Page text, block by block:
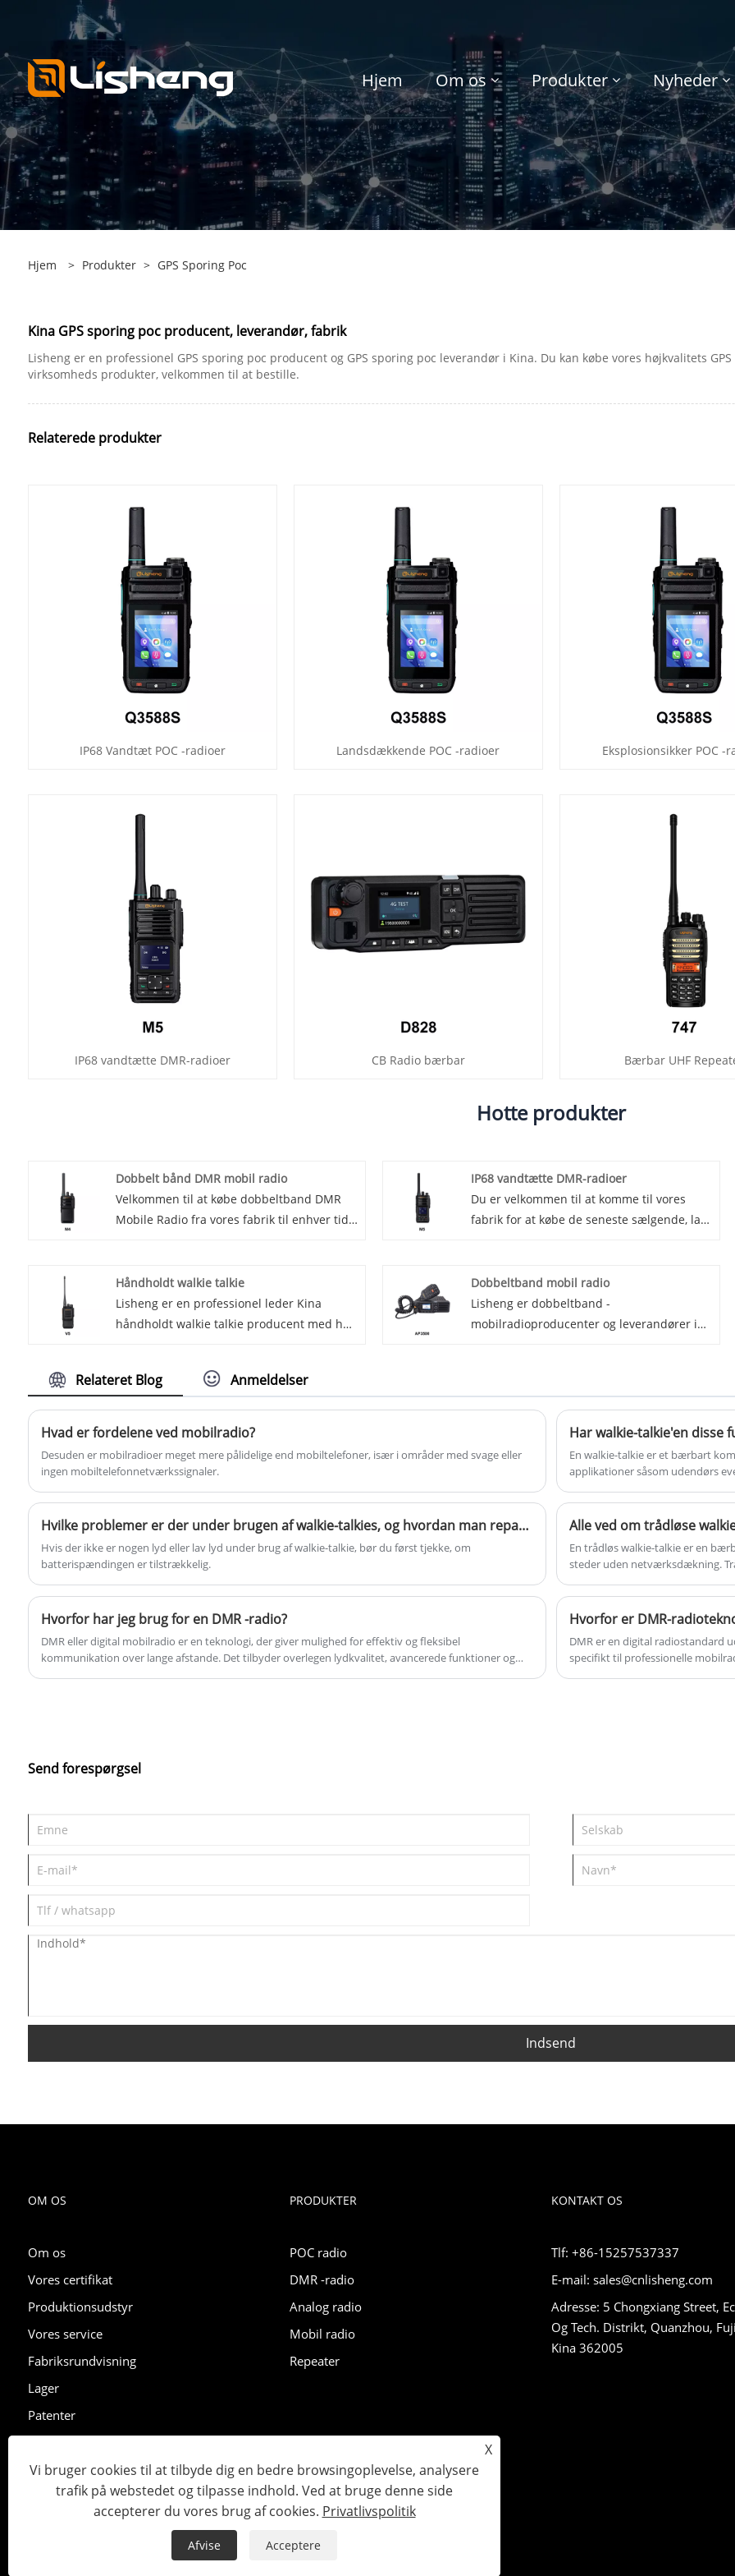
Hjem Om os Produkter Nyheder
Hjem > Produkter > GPS Sporing Poc
Kina GPS sporing poc producent, leverandør, fabrik
Lisheng er en professionel GPS sporing poc producent og GPS sporing poc leverandør i Kina. Du kan købe vores højkvalitets
virksomheds produkter, velkommen til at bestille.
Relaterede produkter
IP68 Vandtæt POC -radioer Landsdækkende POC -radioer Eksplosionsikker POC -
IP68 vandtætte DMR-radioer CB Radio bærbar Bærbar UHF
Hotte produkter
Dobbelt bånd DMR mobil radio
Velkommen til at købe dobbeltband DMR
Mobile Radio fra vores fabrik til enhver tid.
mobile radioproducenter og leverandører i
Kina.
IP68 vandtætte DMR-radioer
Du er velkommen til at komme til vores
fabrik for at købe de seneste sælgende, lave
med dig. Vi introducerer vores seneste
innovation inden for tovejsradioer: IP68
vandtætte DMR-radioer. Disse robuste og
Håndholdt walkie talkie
Lisheng er en professionel leder Kina
håndholdt walkie talkie producent med høj
innovation inden for
kommunikationsteknologi - den håndholdte
walkie-talkie.
Dobbeltband mobil radio
Lisheng er dobbeltband -
mobilradioproducenter og leverandører i
Relateret Blog Anmeldelser
Hvad er fordelene ved mobilradio?
Desuden er mobilradioer meget mere pålidelige end mobiltelefoner, især i områder med svage eller
ingen mobiltelefonnetværkssignaler.
Har walkie-talkie'en disse
En walkie-talkie er et bærbart
applikationer såsom udendørs
Hvilke problemer er der under brugen af ​​walkie-talkies, og hvordan man reparerer dem
Hvis der ikke er nogen lyd eller lav lyd under brug af walkie-talkie, bør du først tjekke, om
batterispændingen er tilstrækkelig.
En trådløs walkie-talkie er en
steder uden netværksdækning.
Hvorfor har jeg brug for en DMR -radio?
DMR eller digital mobilradio er en teknologi, der giver mulighed for effektiv og fleksibel
kommunikation over lange afstande. Det tilbyder overlegen lydkvalitet, avancerede funktioner og
Hvorfor er DMR-
DMR er en digital radiostandard
specifikt til professionelle
Send forespørgsel
Indsend
OM OS
Om os
Vores certifikat
Produktionsudstyr
Vores service
Fabriksrundvisning
Lager
Patenter
PRODUKTER
POC radio
DMR -radio
Analog radio
Mobil radio
Repeater
KONTAKT OS
Tlf: +86-15257537337
E-mail: sales@cnlisheng.com
Adresse: 5 Chongxiang Street,
Og Tech. Distrikt, Quanzhou,
Kina 362005
Copyright © 2023 Lisheng Communications Co., Ltd. Alle rettigheder forbeholdes.
XML Privatlivspolitik
X
Vi bruger cookies til at tilbyde dig en bedre browsingoplevelse, analysere
trafik på webstedet og tilpasse indhold. Ved at bruge denne side
accepterer du vores brug af cookies. Privatlivspolitik
Afvise Acceptere